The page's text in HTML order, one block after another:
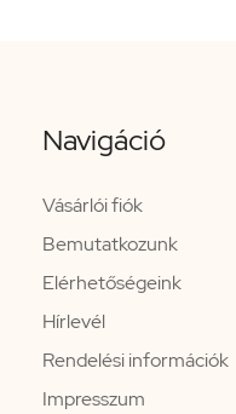
Navigáció
Vásárlói fiók
Bemutatkozunk
Elérhetőségeink
Hírlevél
Rendelési információk
Impresszum